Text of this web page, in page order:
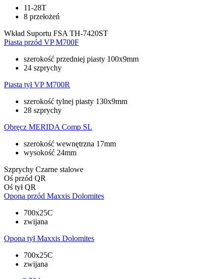
11-28T
8 przełożeń
Wkład Suportu FSA TH-7420ST
Piasta przód VP M700F
szerokość przedniej piasty 100x9mm
24 szprychy
Piasta tył VP M700R
szerokość tylnej piasty 130x9mm
28 szprychy
Obręcz MERIDA Comp SL
szerokość wewnętrzna 17mm
wysokość 24mm
Szprychy Czarne stalowe
Oś przód QR
Oś tył QR
Opona przód Maxxis Dolomites
700x25C
zwijana
Opona tył Maxxis Dolomites
700x25C
zwijana